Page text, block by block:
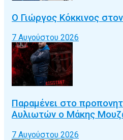
Ο Γιώργος Κόκκινος
7 Αυγούστου 2026
Παραμένει στο
Αυλιωτών ο Μάκης
7 Αυγούστου 2026